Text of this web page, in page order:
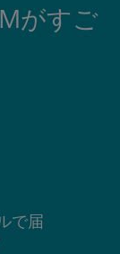
がすご
で届